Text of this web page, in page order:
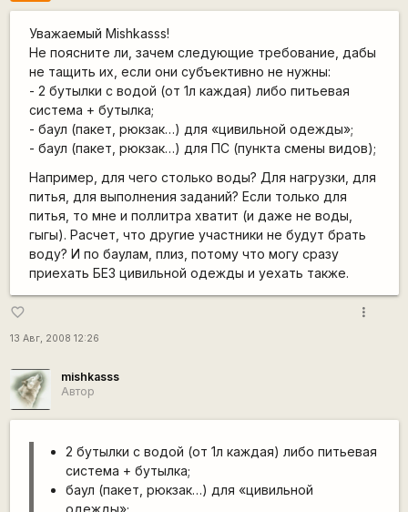
Уважаемый Mishkasss!
Не поясните ли, зачем следующие требование, дабы
не тащить их, если они субъективно не нужны:
- 2 бутылки с водой (от 1л каждая) либо питьевая
система + бутылка;
- баул (пакет, рюкзак…) для «цивильной одежды»;
- баул (пакет, рюкзак…) для ПС (пункта смены видов);
Например, для чего столько воды? Для нагрузки, для
питья, для выполнения заданий? Если только для
питья, то мне и поллитра хватит (и даже не воды,
гыгы). Расчет, что другие участники не будут брать
воду? И по баулам, плиз, потому что могу сразу
приехать БЕЗ цивильной одежды и уехать также.
favorite_border
13 Авг, 2008 12:26
more_vert
mishkasss
Автор
2 бутылки с водой (от 1л каждая) либо питьевая
система + бутылка;
баул (пакет, рюкзак…) для «цивильной
одежды»;